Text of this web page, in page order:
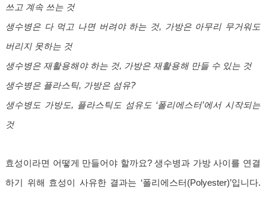
쓰고 계속 쓰는 것
생수병은 다 먹고 나면 버려야 하는 것, 가방은 아무리 무거워도
버리지 못하는 것
생수병은 재활용해야 하는 것, 가방은 재활용해 만들 수 있는 것
생수병은 플라스틱, 가방은 섬유?
생수병도 가방도, 플라스틱도 섬유도 ‘폴리에스터’에서 시작되는
것
효성이라면 어떻게 만들어야 할까요? 생수병과 가방 사이를 연결
하기 위해 효성이 사유한 결과는 ‘폴리에스터(Polyester)’입니다.